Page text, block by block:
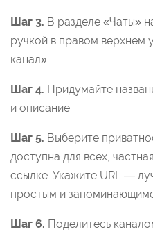
Шаг 3. В разделе «Чаты»
ручкой в правом верхнем
канал».
Шаг 4. Придумайте
и описание.
Шаг 5. Выберите
доступна для всех,
ссылке. Укажите URL —
простым и
Шаг 6. Поделитесь